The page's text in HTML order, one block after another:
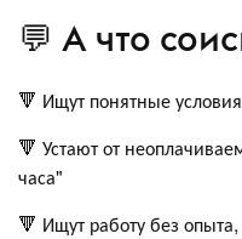
💬 А что
🔻 Ищут понятные
🔻 Устают от
часа"
🔻 Ищут работу без